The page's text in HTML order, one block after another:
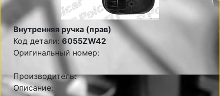
Внутренняя ручка (прав)
Код детали: 6055ZW42
Оригинальный номер:
Производитель:
Описание: